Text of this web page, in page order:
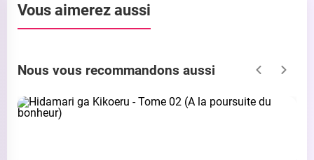
Vous aimerez aussi
Nous vous recommandons aussi